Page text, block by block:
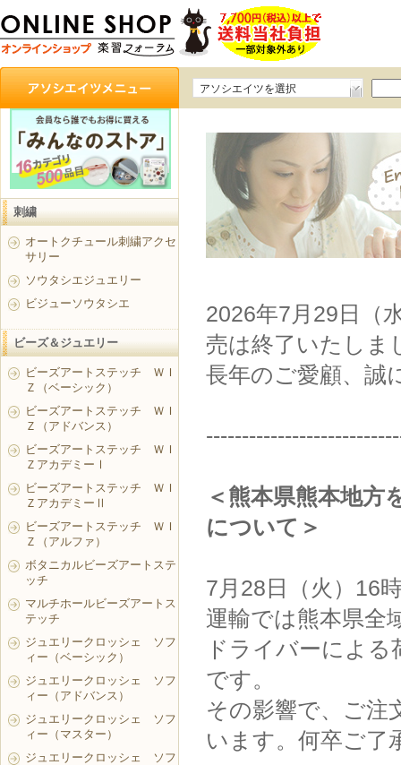
アソシエイツを選択
2026年7月29日（
売は終了いたしま
長年のご愛顧、誠
＜熊本県熊本地方
について＞
7月28日（火）16
運輸では熊本県全
ドライバーによ
です。
その影響で、ご注
います。何卒ご了
刺繍
オートクチュール刺繍アクセ
サリー
ソウタシエジュエリー
ビジューソウタシエ
ビーズ＆ジュエリー
ビーズアートステッチ ＷＩ
Ｚ（ベーシック）
ビーズアートステッチ ＷＩ
Ｚ（アドバンス）
ビーズアートステッチ ＷＩ
ＺアカデミーⅠ
ビーズアートステッチ ＷＩ
ＺアカデミーⅡ
ビーズアートステッチ ＷＩ
Ｚ（アルファ）
ボタニカルビーズアートステ
ッチ
マルチホールビーズアートス
テッチ
ジュエリークロッシェ ソフ
ィー（ベーシック）
ジュエリークロッシェ ソフ
ィー（アドバンス）
ジュエリークロッシェ ソフ
ィー（マスター）
ジュエリークロッシェ ソフ